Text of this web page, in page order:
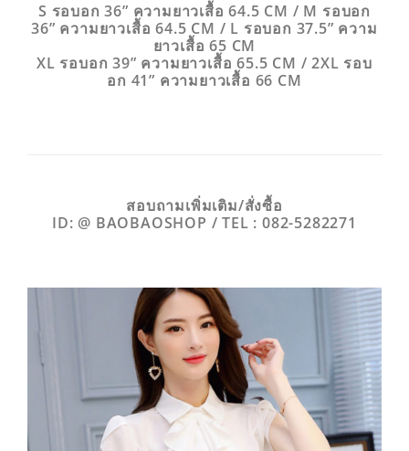
S รอบอก 36” ความยาวเสื้อ 64.5 CM / M รอบอก
36” ความยาวเสื้อ 64.5 CM / L รอบอก 37.5” ความ
ยาวเสื้อ 65 CM
XL รอบอก 39” ความยาวเสื้อ 65.5 CM /2XL รอบ
อก 41” ความยาวเสื้อ 66 CM
สอบถามเพิ่มเติม/สั่งซื้อ
ID: @ BAOBAOSHOP / TEL : 082-5282271